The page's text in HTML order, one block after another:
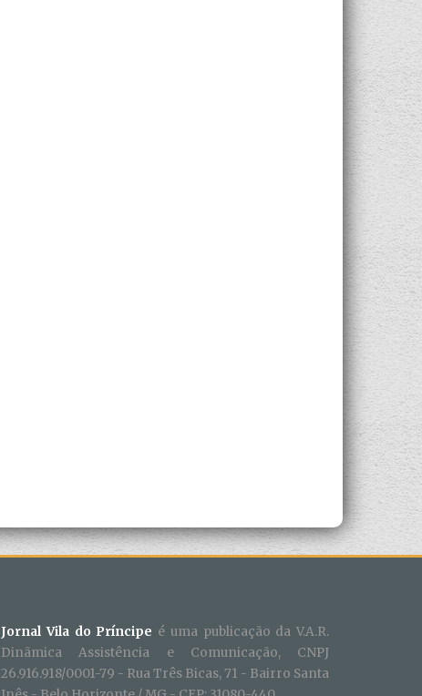
Jornal Vila do Príncipe é uma publicação da V.A.R.
Dinãmica Assistência e Comunicação, CNPJ
26.916.918/0001-79 - Rua Três Bicas, 71 - Bairro Santa